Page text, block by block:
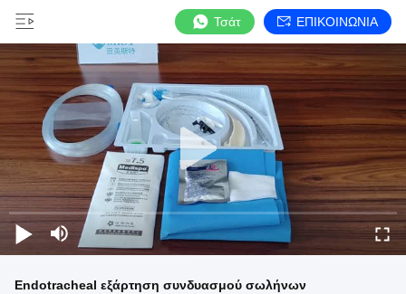
Τσάτ ΕΠΙΚΟΙΝΩΝΙΑ
Endotracheal εξάρτηση συνδυασμού σωλήνων